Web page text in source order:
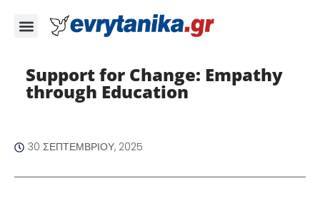
Support for Change: Empathy
through Education
30 ΣΕΠΤΕΜΒΡΊΟΥ, 2025